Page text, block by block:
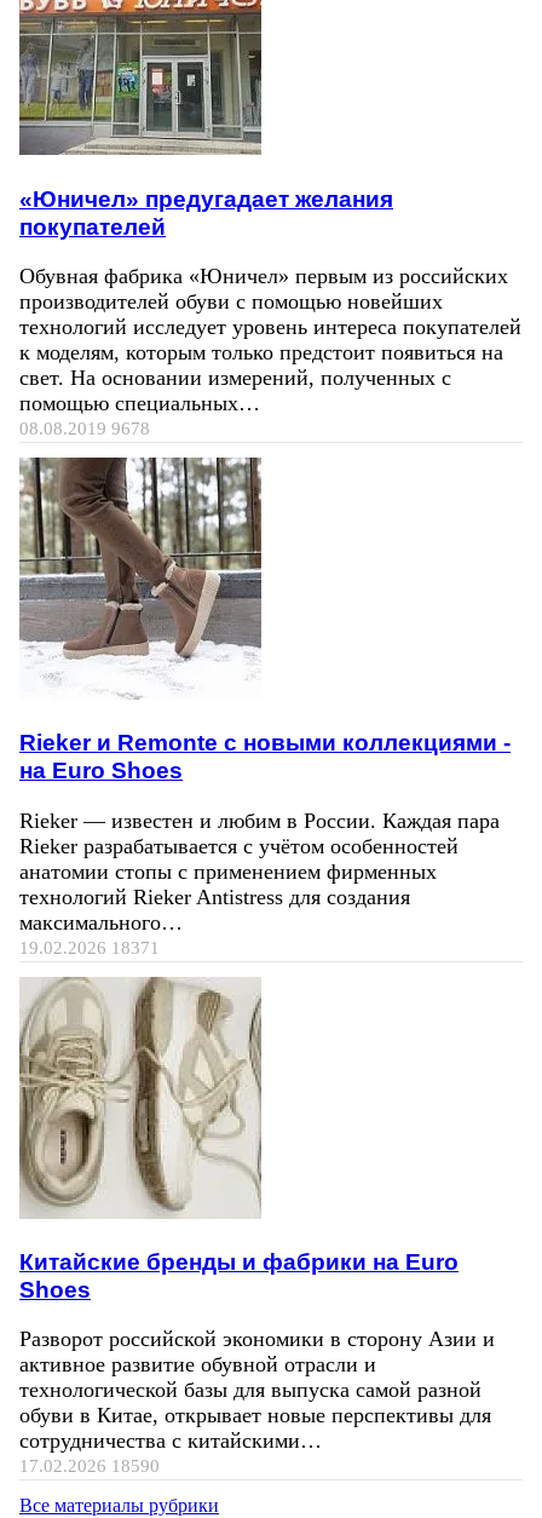
«Юничел» предугадает желания
покупателей
Обувная фабрика «Юничел» первым из российских
производителей обуви с помощью новейших
технологий исследует уровень интереса покупателей
к моделям, которым только предстоит появиться на
свет. На основании измерений, полученных с
помощью специальных…
08.08.2019 9678
Rieker и Remonte с новыми коллекциями -
на Euro Shoes
Rieker — известен и любим в России. Каждая пара
Rieker разрабатывается с учётом особенностей
анатомии стопы с применением фирменных
технологий Rieker Antistress для создания
максимального…
19.02.2026 18371
Китайские бренды и фабрики на Euro
Shoes
Разворот российской экономики в сторону Азии и
активное развитие обувной отрасли и
технологической базы для выпуска самой разной
обуви в Китае, открывает новые перспективы для
сотрудничества с китайскими…
17.02.2026 18590
Все материалы рубрики